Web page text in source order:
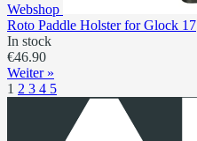
Webshop
Roto Paddle Holster for Glock 17
In stock
€46.90
Weiter »
1 2 3 4 5